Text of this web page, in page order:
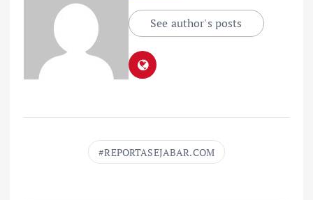
See author's posts
REPORTASEJABAR.COM